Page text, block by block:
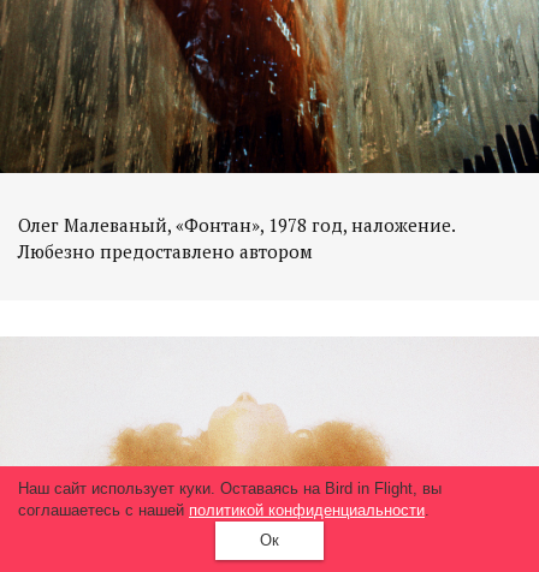
Олег Малеваный, «Фонтан», 1978 год, наложение.
Наш сайт использует куки. Оставаясь на Bird in Flight, вы
соглашаетесь с нашей политикой конфиденциальности.
Ок